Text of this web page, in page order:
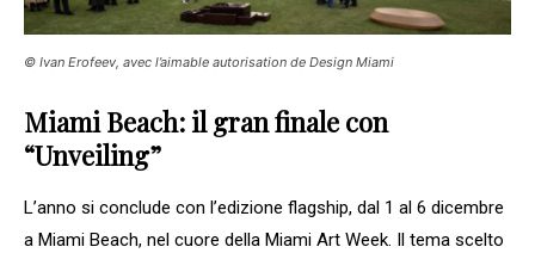
© Ivan Erofeev, avec l’aimable autorisation de Design Miami
Miami Beach: il gran finale con
“Unveiling”
L’anno si conclude con l’edizione flagship, dal 1 al 6 dicembre
a Miami Beach, nel cuore della Miami Art Week. Il tema scelto